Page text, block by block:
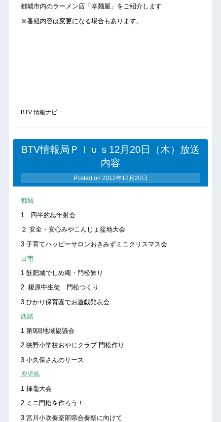
都城市内のラーメン店「辛麺屋」をご紹介します
※番組内容は変更になる場合もあります。
BTV 情報ナビ
BTV情報局Ｐｌｕｓ12月20日（木）放送
内容
Posted on 2012年12月20日
都城
1 四半的忘年射会
２ 安全・安心みやこんじょ盆地大会
3 子育てハッピーサロンおきみずミニクリスマス会
日南
1 飫肥城でしめ縄・門松飾り
2 榎原中生徒 門松つくり
3 ひかり保育園でお遊戯発表会
西諸
1 第9回地域協議会
2 狭野小学校おやじクラブ 門松作り
3 小久保さんのリース
鹿児島
1 揮毫大会
2 ミニ門松を作ろう！
3 宮川小吹奏楽部県合奏祭に向けて